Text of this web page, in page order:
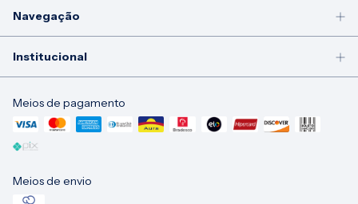
Navegação
Institucional
Meios de pagamento
Meios de envio